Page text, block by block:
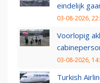
eindelijk
03-08-2026,
Voorlopig
03-08-2026,
Turkish